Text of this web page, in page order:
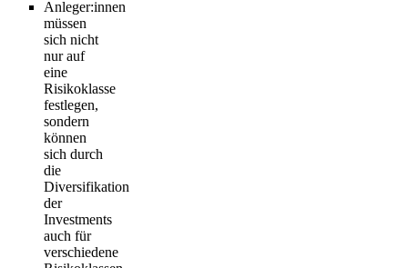
Anleger:innen
müssen
sich nicht
nur auf
eine
Risikoklasse
festlegen,
sondern
können
sich durch
die
Diversifikation
der
Investments
auch für
verschiedene